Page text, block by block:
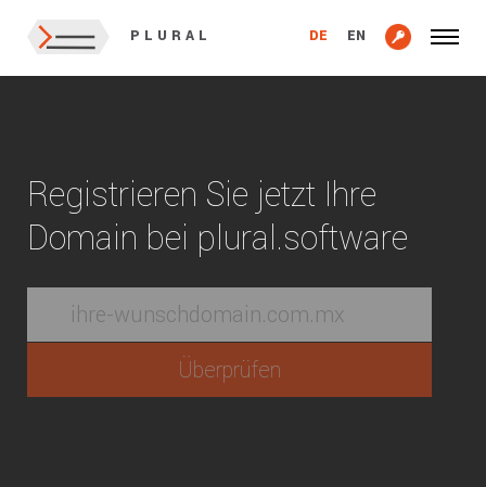
PLURAL DE EN
Registrieren Sie jetzt Ihre
Domain bei plural.software